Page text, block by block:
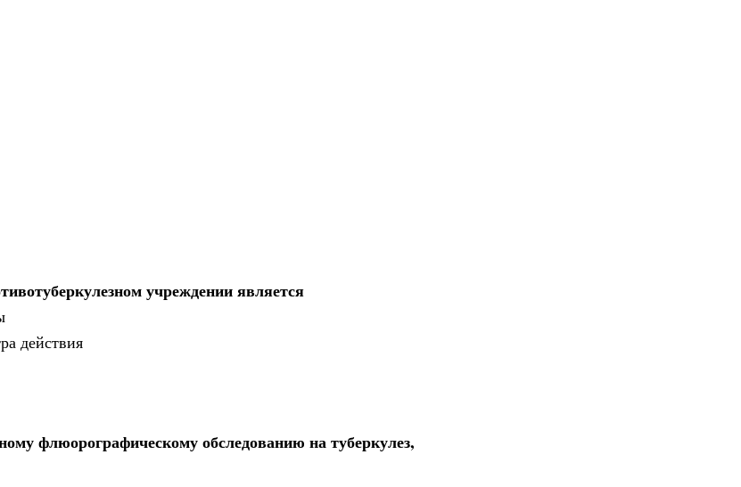
учреждении является
действия
флюорографическому обследованию на туберкулез,